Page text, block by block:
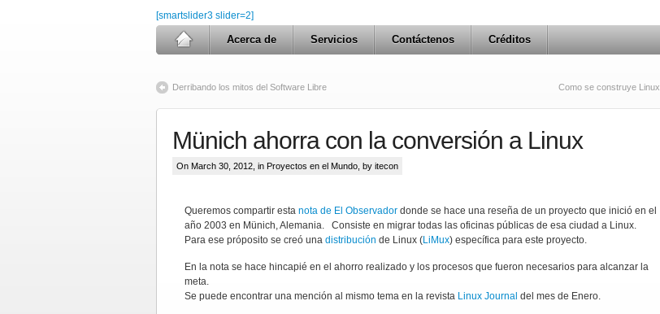
[smartslider3 slider=2]
Acerca de Servicios Contáctenos Créditos
Derribando los mitos del Software Libre Como se construye Linux
Münich ahorra con la conversión a Linux
On March 30, 2012, in Proyectos en el Mundo , by itecon
Queremos compartir esta nota de El Observador donde se hace una reseña de un proyecto que inició en el
año 2003 en Münich, Alemania. Consiste en migrar todas las oficinas públicas de esa ciudad a Linux.
Para ese próposito se creó una distribución de Linux (LiMux) específica para este proyecto.
En la nota se hace hincapié en el ahorro realizado y los procesos que fueron necesarios para alcanzar la
meta.
Se puede encontrar una mención al mismo tema en la revista Linux Journal del mes de Enero.